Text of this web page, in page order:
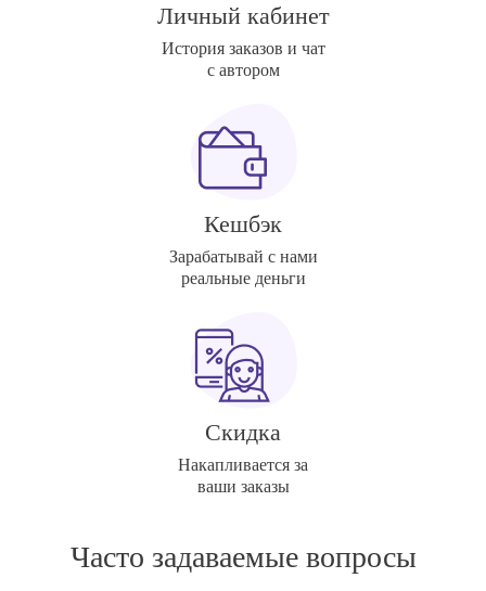
Личный кабинет
История заказов и чат
с автором
Кешбэк
Зарабатывай с нами
реальные деньги
Скидка
Накапливается за
ваши заказы
Часто задаваемые вопросы